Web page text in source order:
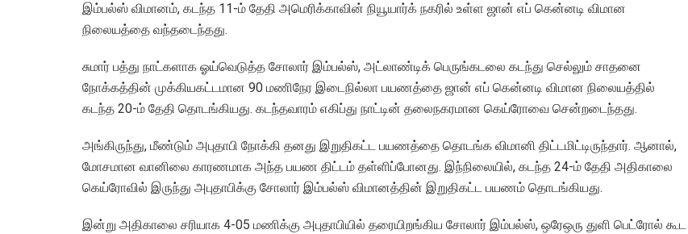
இம்பல்ஸ் விமானம், கடந்த 11-ம் தேதி அமெரிக்காவின் நியூயார்க் நகரில் உள்ள ஜான் எப் கென்னடி விமான
நிலையத்தை வந்தடைந்தது.
சுமார் பத்து நாட்களாக ஓய்வெடுத்த சோலார் இம்பல்ஸ், அட்லாண்டிக் பெருங்கடலை கடந்து செல்லும் சாதனை
நோக்கத்தின் முக்கியகட்டமான 90 மணிநேர இடைநில்லா பயணத்தை ஜான் எப் கென்னடி விமான நிலையத்தில்
கடந்த 20-ம் தேதி தொடங்கியது. கடந்தவாரம் எகிப்து நாட்டின் தலைநகரமான கெய்ரோவை சென்றடைந்தது.
அங்கிருந்து, மீண்டும் அபுதாபி நோக்கி தனது இறுதிகட்ட பயணத்தை தொடங்க விமானி திட்டமிட்டிருந்தார். ஆனால்,
மோசமான வானிலை காரணமாக அந்த பயண திட்டம் தள்ளிப்போனது. இந்நிலையில், கடந்த 24-ம் தேதி அதிகாலை
கெய்ரோவில் இருந்து அபுதாபிக்கு சோலார் இம்பல்ஸ் விமானத்தின் இறுதிகட்ட பயணம் தொடங்கியது.
இன்று அதிகாலை சரியாக 4-05 மணிக்கு அபுதாபியில் தரையிறங்கிய சோலார் இம்பல்ஸ், ஒரேஒரு துளி பெட்ரோல் கூட